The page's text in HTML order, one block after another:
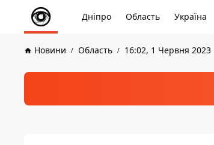
Дніпро Область Україна
Новини Область 16:02, 1 Червня 2023